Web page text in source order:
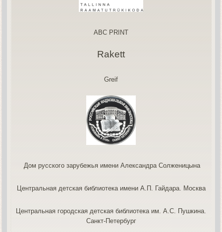
ABC PRINT
Rakett
Greif
Дом русского зарубежья имени Александра Солженицына
Центральная детская библиотека имени А.П. Гайдара. Москва
Центральная городская детская библиотека им. А.С. Пушкина.
Санкт-Петербург